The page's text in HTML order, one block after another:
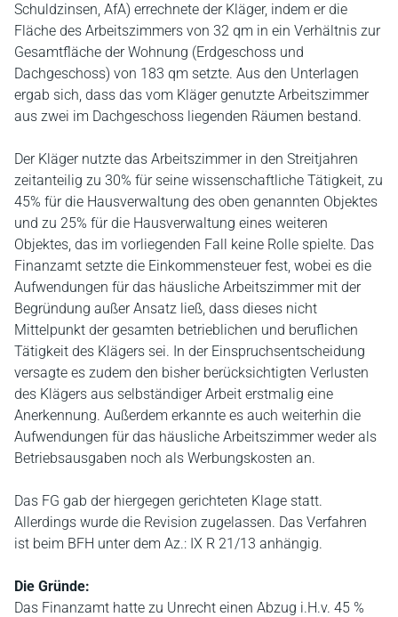
Schuldzinsen, AfA) errechnete der Kläger, indem er die
Fläche des Arbeitszimmers von 32 qm in ein Verhältnis zur
Gesamtfläche der Wohnung (Erdgeschoss und
Dachgeschoss) von 183 qm setzte. Aus den Unterlagen
ergab sich, dass das vom Kläger genutzte Arbeitszimmer
aus zwei im Dachgeschoss liegenden Räumen bestand.
Der Kläger nutzte das Arbeitszimmer in den Streitjahren
zeitanteilig zu 30% für seine wissenschaftliche Tätigkeit, zu
45% für die Hausverwaltung des oben genannten Objektes
und zu 25% für die Hausverwaltung eines weiteren
Objektes, das im vorliegenden Fall keine Rolle spielte. Das
Finanzamt setzte die Einkommensteuer fest, wobei es die
Aufwendungen für das häusliche Arbeitszimmer mit der
Begründung außer Ansatz ließ, dass dieses nicht
Mittelpunkt der gesamten betrieblichen und beruflichen
Tätigkeit des Klägers sei. In der Einspruchsentscheidung
versagte es zudem den bisher berücksichtigten Verlusten
des Klägers aus selbständiger Arbeit erstmalig eine
Anerkennung. Außerdem erkannte es auch weiterhin die
Aufwendungen für das häusliche Arbeitszimmer weder als
Betriebsausgaben noch als Werbungskosten an.
Das FG gab der hiergegen gerichteten Klage statt.
Allerdings wurde die Revision zugelassen. Das Verfahren
ist beim BFH unter dem Az.: IX R 21/13 anhängig.
Die Gründe:
Das Finanzamt hatte zu Unrecht einen Abzug i.H.v. 45 %